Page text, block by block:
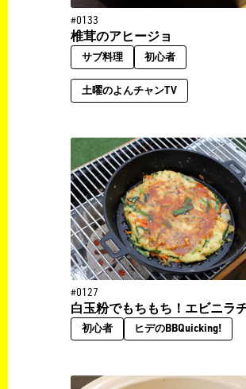
#0133
椎茸のアヒージョ
サブ料理 初心者
土曜のよんチャンTV
#0127
白玉粉でもちもち！エビニラ
初心者 ヒデのBBQuicking!